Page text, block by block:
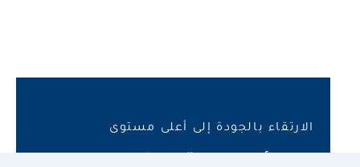
الارتقاء بالجودة إلى أعلى مستوى